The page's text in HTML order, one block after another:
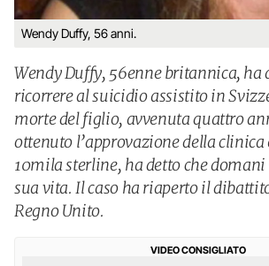
Wendy Duffy, 56 anni.
Wendy Duffy, 56enne britannica, ha
ricorrere al suicidio assistito in
morte del figlio, avvenuta quattro
ottenuto l’approvazione della clinica
10mila sterline, ha detto che
sua vita. Il caso ha riaperto il
Regno Unito.
VIDEO CONSIGLIATO